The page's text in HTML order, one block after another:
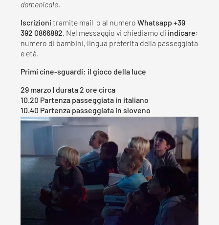
domenicale.
Iscrizioni tramite mail o al numero Whatsapp +39
392 0866882. Nel messaggio vi chiediamo di indicare:
numero di bambini, lingua preferita della passeggiata
e età.
Primi cine-sguardi: il gioco della luce
29 marzo |
durata 2 ore circa
10.20 Partenza passeggiata in italiano
10.40 Partenza passeggiata in sloveno